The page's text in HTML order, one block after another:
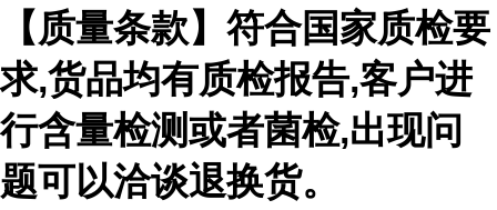
【质量条款】符合国家质检要
求,货品均有质检报告,客户进
行含量检测或者菌检,出现问
题可以洽谈退换货。